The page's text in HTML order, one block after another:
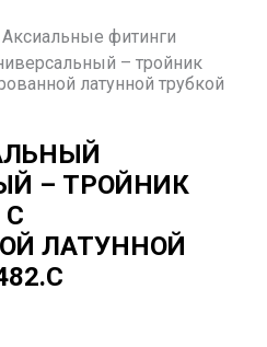
Аксиальные фитинги
– тройник
латунной трубкой
– ТРОЙНИК
ЛАТУННОЙ